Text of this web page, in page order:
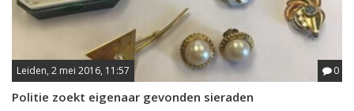
Leiden, 2 mei 2016, 11:57 0
Politie zoekt eigenaar gevonden sieraden